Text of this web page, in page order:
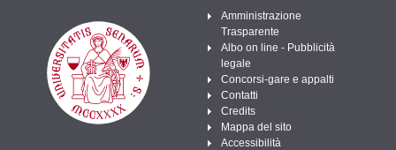
Amministrazione
Trasparente
Albo on line - Pubblicità
legale
Concorsi-gare e appalti
Contatti
Credits
Mappa del sito
Accessibilità